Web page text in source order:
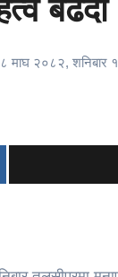
बढदो
माघ २०८२,